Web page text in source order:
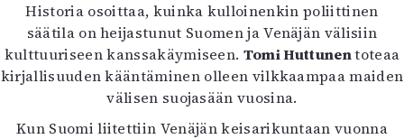
Näyttelyt
Musiikki
Levyt
Kuvataide
Kirjat
In English
Historia osoittaa, kuinka kulloinenkin poliittinen
säätila on heijastunut Suomen ja Venäjän välisiin
kulttuuriseen kanssakäymiseen. Tomi Huttunentoteaa
kirjallisuuden kääntäminen olleen vilkkaampaa maiden
välisen suojasään vuosina.
Kun Suomi liitettiin Venäjän keisarikuntaan vuonna